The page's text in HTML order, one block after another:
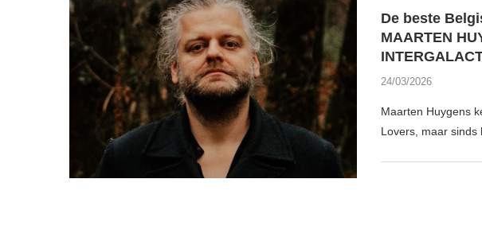
De beste
MAARTEN
24/03/2026
Maarten Huygens
Lovers, maar